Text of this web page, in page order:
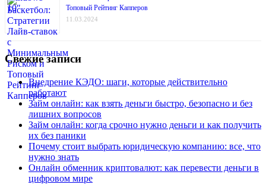
Топовый Рейтинг Капперов
11.03.2024
Свежие записи
Внедрение КЭДО: шаги, которые действительно
работают
Займ онлайн: как взять деньги быстро, безопасно и без
лишних вопросов
Займ онлайн: когда срочно нужно деньги и как получить
их без паники
Почему стоит выбрать юридическую компанию: все, что
нужно знать
Онлайн обменник криптовалют: как перевести деньги в
цифровом мире